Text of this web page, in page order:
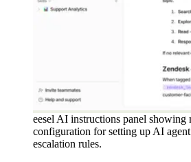
eesel AI instructions panel showing
configuration for setting up AI
escalation rules.